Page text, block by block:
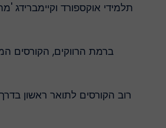
תלמידי אוקספורד וקיימברידג
ברמת הרווקים, הקורסים
רוב הקורסים לתואר ראשון